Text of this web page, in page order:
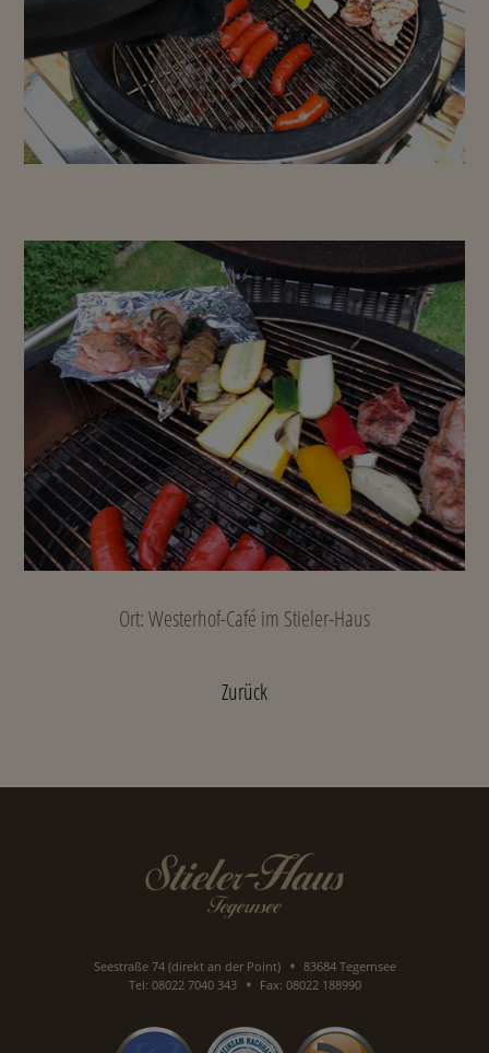
Ort: Westerhof-Café im Stieler-Haus
Zurück
Seestraße 74 (direkt an der Point)
83684 Tegernsee
Tel: 08022 7040 343
Fax: 08022 188990